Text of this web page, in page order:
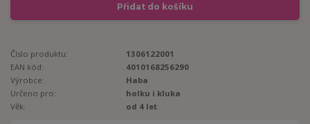
Přidat do košíku
Číslo produktu:
1306122001
EAN kód:
4010168256290
Výrobce:
Haba
Určeno pro:
holku i kluka
Věk:
od 4 let